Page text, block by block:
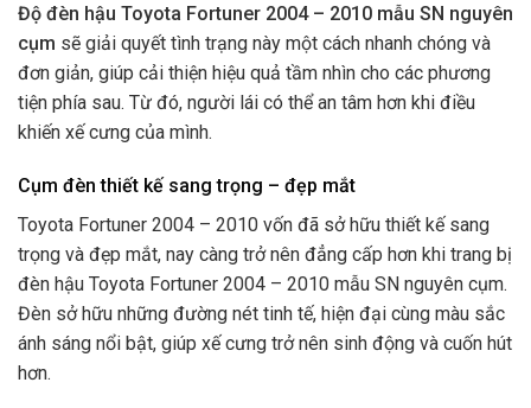
Độ đèn hậu Toyota Fortuner 2004 – 2010 mẫu SN nguyên
cụm sẽ giải quyết tình trạng này một cách nhanh chóng và
đơn giản, giúp cải thiện hiệu quả tầm nhìn cho các phương
tiện phía sau. Từ đó, người lái có thể an tâm hơn khi điều
khiến xế cưng của mình.
Cụm đèn thiết kế sang trọng – đẹp mắt
Toyota Fortuner 2004 – 2010 vốn đã sở hữu thiết kế sang
trọng và đẹp mắt, nay càng trở nên đẳng cấp hơn khi trang bị
đèn hậu Toyota Fortuner 2004 – 2010 mẫu SN nguyên cụm.
Đèn sở hữu những đường nét tinh tế, hiện đại cùng màu sắc
ánh sáng nổi bật, giúp xế cưng trở nên sinh động và cuốn hút
hơn.